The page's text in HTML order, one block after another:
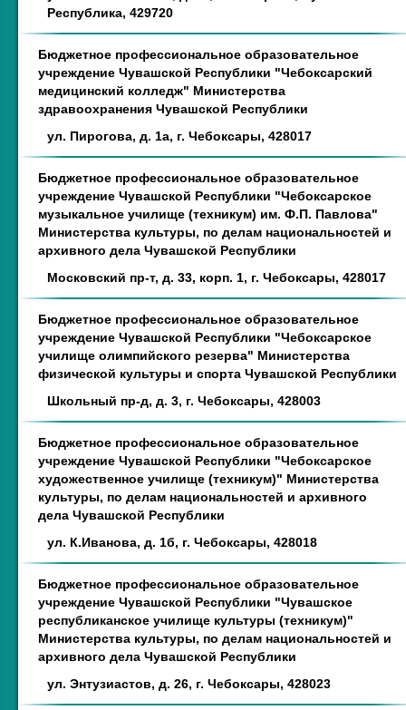
Республика, 429720
Бюджетное профессиональное образовательное
учреждение Чувашской Республики "Чебоксарский
медицинский колледж" Министерства
здравоохранения Чувашской Республики
ул. Пирогова, д. 1а, г. Чебоксары, 428017
Бюджетное профессиональное образовательное
учреждение Чувашской Республики "Чебоксарское
музыкальное училище (техникум) им. Ф.П. Павлова"
Министерства культуры, по делам национальностей и
архивного дела Чувашской Республики
Московский пр-т, д. 33, корп. 1, г. Чебоксары, 428017
Бюджетное профессиональное образовательное
учреждение Чувашской Республики "Чебоксарское
училище олимпийского резерва" Министерства
физической культуры и спорта Чувашской Республики
Школьный пр-д, д. 3, г. Чебоксары, 428003
Бюджетное профессиональное образовательное
учреждение Чувашской Республики "Чебоксарское
художественное училище (техникум)" Министерства
культуры, по делам национальностей и архивного
дела Чувашской Республики
ул. К.Иванова, д. 1б, г. Чебоксары, 428018
Бюджетное профессиональное образовательное
учреждение Чувашской Республики "Чувашское
республиканское училище культуры (техникум)"
Министерства культуры, по делам национальностей и
архивного дела Чувашской Республики
ул. Энтузиастов, д. 26, г. Чебоксары, 428023